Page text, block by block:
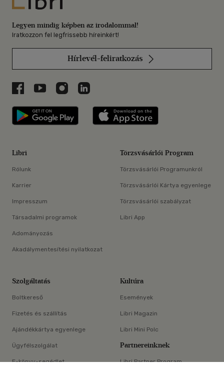
×
Legyen mindig képben az irodalommal!
Iratkozzon fel legfrissebb híreinkért!
Hírlevél-feliratkozás
Libri a Facebookon
Libri a Youtube-on
Libri az Instagramon
Libri a LinkedInen
Libri applikáció Szerezd meg: Google
Libri
Rólunk
Karrier
Impresszum
Társadalmi programok
Adományozás
Akadálymentesítési nyilatkozat
Törzsvásárlói Program
Törzsvásárlói Programunkról
Törzsvásárlói Kártya egyenlege
Törzsvásárlói szabályzat
Libri App
Szolgáltatás
Boltkereső
Fizetés és szállítás
Ajándékkártya egyenlege
Ügyfélszolgálat
E-könyv-segédlet
Kultúra
Események
Libri Magazin
Libri Mini Polc
Partnereinknek
Libri Partner Program